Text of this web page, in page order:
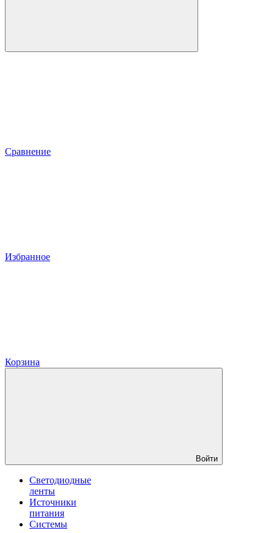
Сравнение
Избранное
Корзина
Войти
Светодиодные
ленты
Источники
питания
Системы